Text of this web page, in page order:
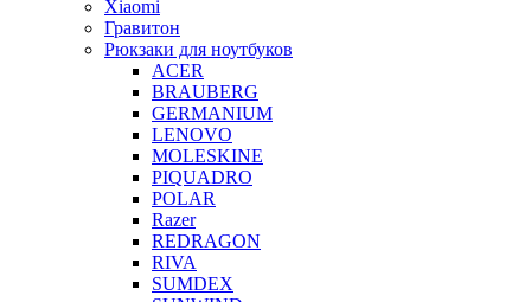
Xiaomi
Гравитон
Рюкзаки для ноутбуков
ACER
BRAUBERG
GERMANIUM
LENOVO
MOLESKINE
PIQUADRO
POLAR
Razer
REDRAGON
RIVA
SUMDEX